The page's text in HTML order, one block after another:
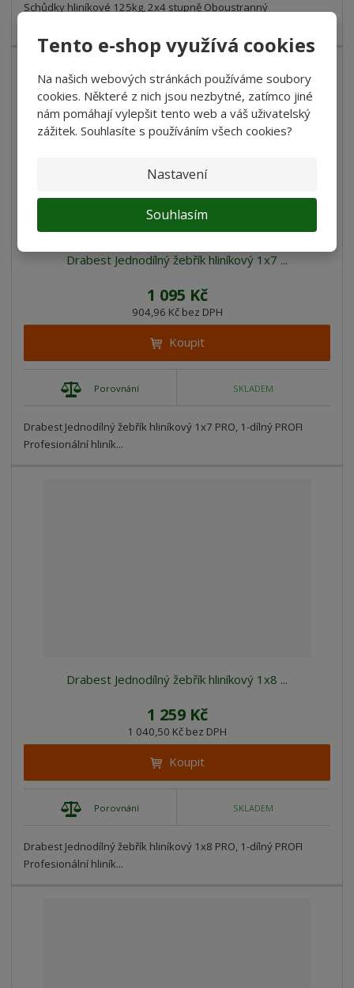
Tento e-shop využívá cookies
Na našich webových stránkách používáme soubory
cookies. Některé z nich jsou nezbytné, zatímco jiné
nám pomáhají vylepšit tento web a váš uživatelský
zážitek. Souhlasíte s používáním všech cookies?
Nastavení
Souhlasím
Schůdky hliníkové 125kg, 2x4 stupně Oboustranný
Drabest Jednodílný žebřík hliníkový 1x7 ...
1 095 Kč
904,96 Kč bez DPH
Koupit
Porovnání SKLADEM
Drabest Jednodílný žebřík hliníkový 1x7 PRO, 1-dílný PROFI
Profesionální hliník...
Drabest Jednodílný žebřík hliníkový 1x8 ...
1 259 Kč
1 040,50 Kč bez DPH
Koupit
Porovnání SKLADEM
Drabest Jednodílný žebřík hliníkový 1x8 PRO, 1-dílný PROFI
Profesionální hliník...